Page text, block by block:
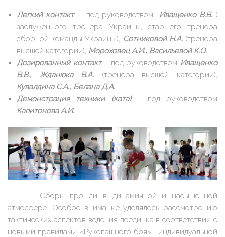
Легкий контакт — под руководством Иващенко В.В. (
заслуженного тренера Украины, старшего тренера
сборной команды Украины), Сотниковой Н.А. (тренера
высшей категории), Мороховец А.И., Васильевой К.О.
Дозированный контакт – под руководством Иващенко
В.В., Жданюка В.А.
(тренера высшей категории),
Кувалдина С.А., Белана Д.А.
Демонстрация техники (ката)
– под руководством
Капитонова А.И.
Сборы прошли в динамичной и насыщенной
атмосфере. Особое внимание уделялось рассмотрению
тактических аспектов ведения поединка в соответствии с
новыми правилами «Рукопашного боя», индивидуальной